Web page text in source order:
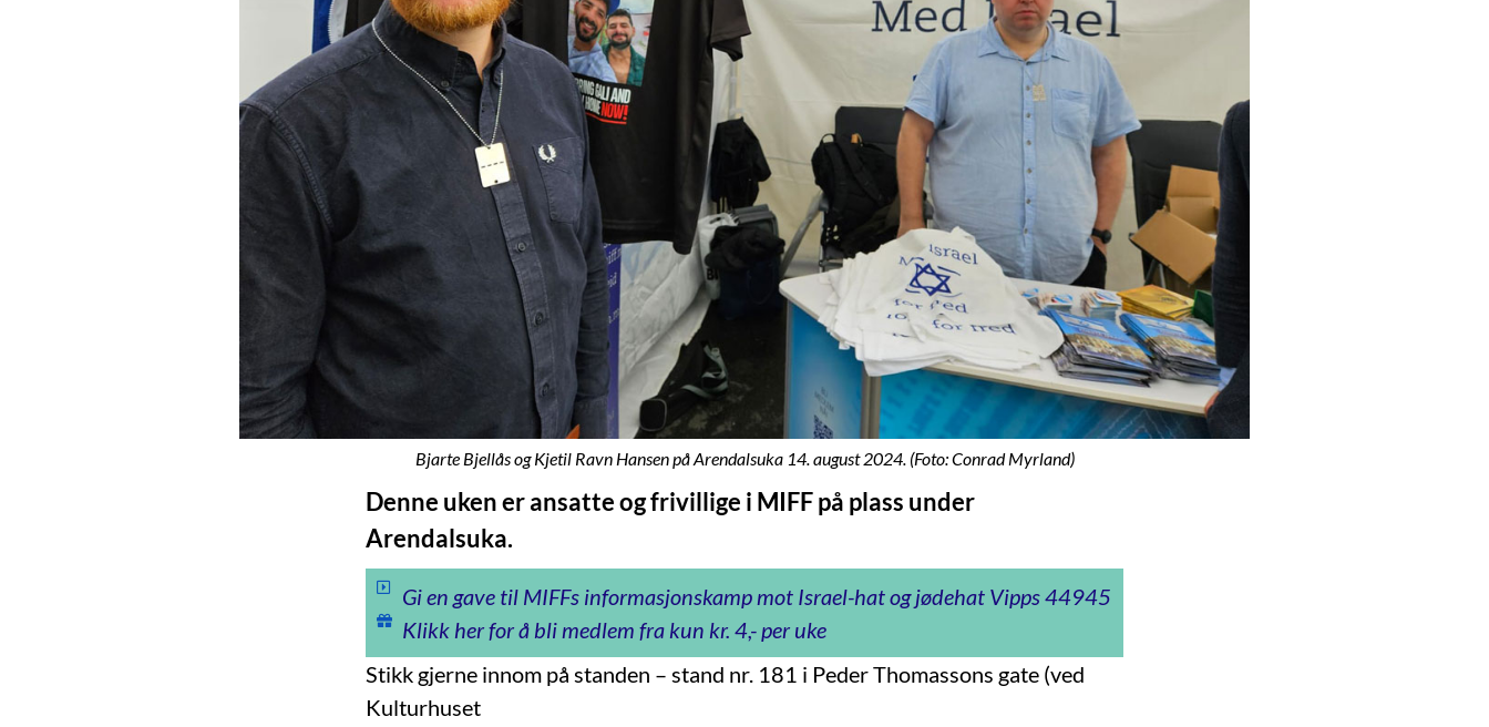
Bjarte Bjellås og Kjetil Ravn Hansen på Arendalsuka 14. august 2024. (Foto: Conrad Myrland)
Denne uken er ansatte og frivillige i MIFF på plass under
Arendalsuka.
Gi en gave til MIFFs informasjonskamp mot Israel-hat og jødehat Vipps 44945
Klikk her for å bli medlem fra kun kr. 4,- per uke
Stikk gjerne innom på standen – stand nr. 181 i Peder Thomassons gate (ved
Kulturhuset